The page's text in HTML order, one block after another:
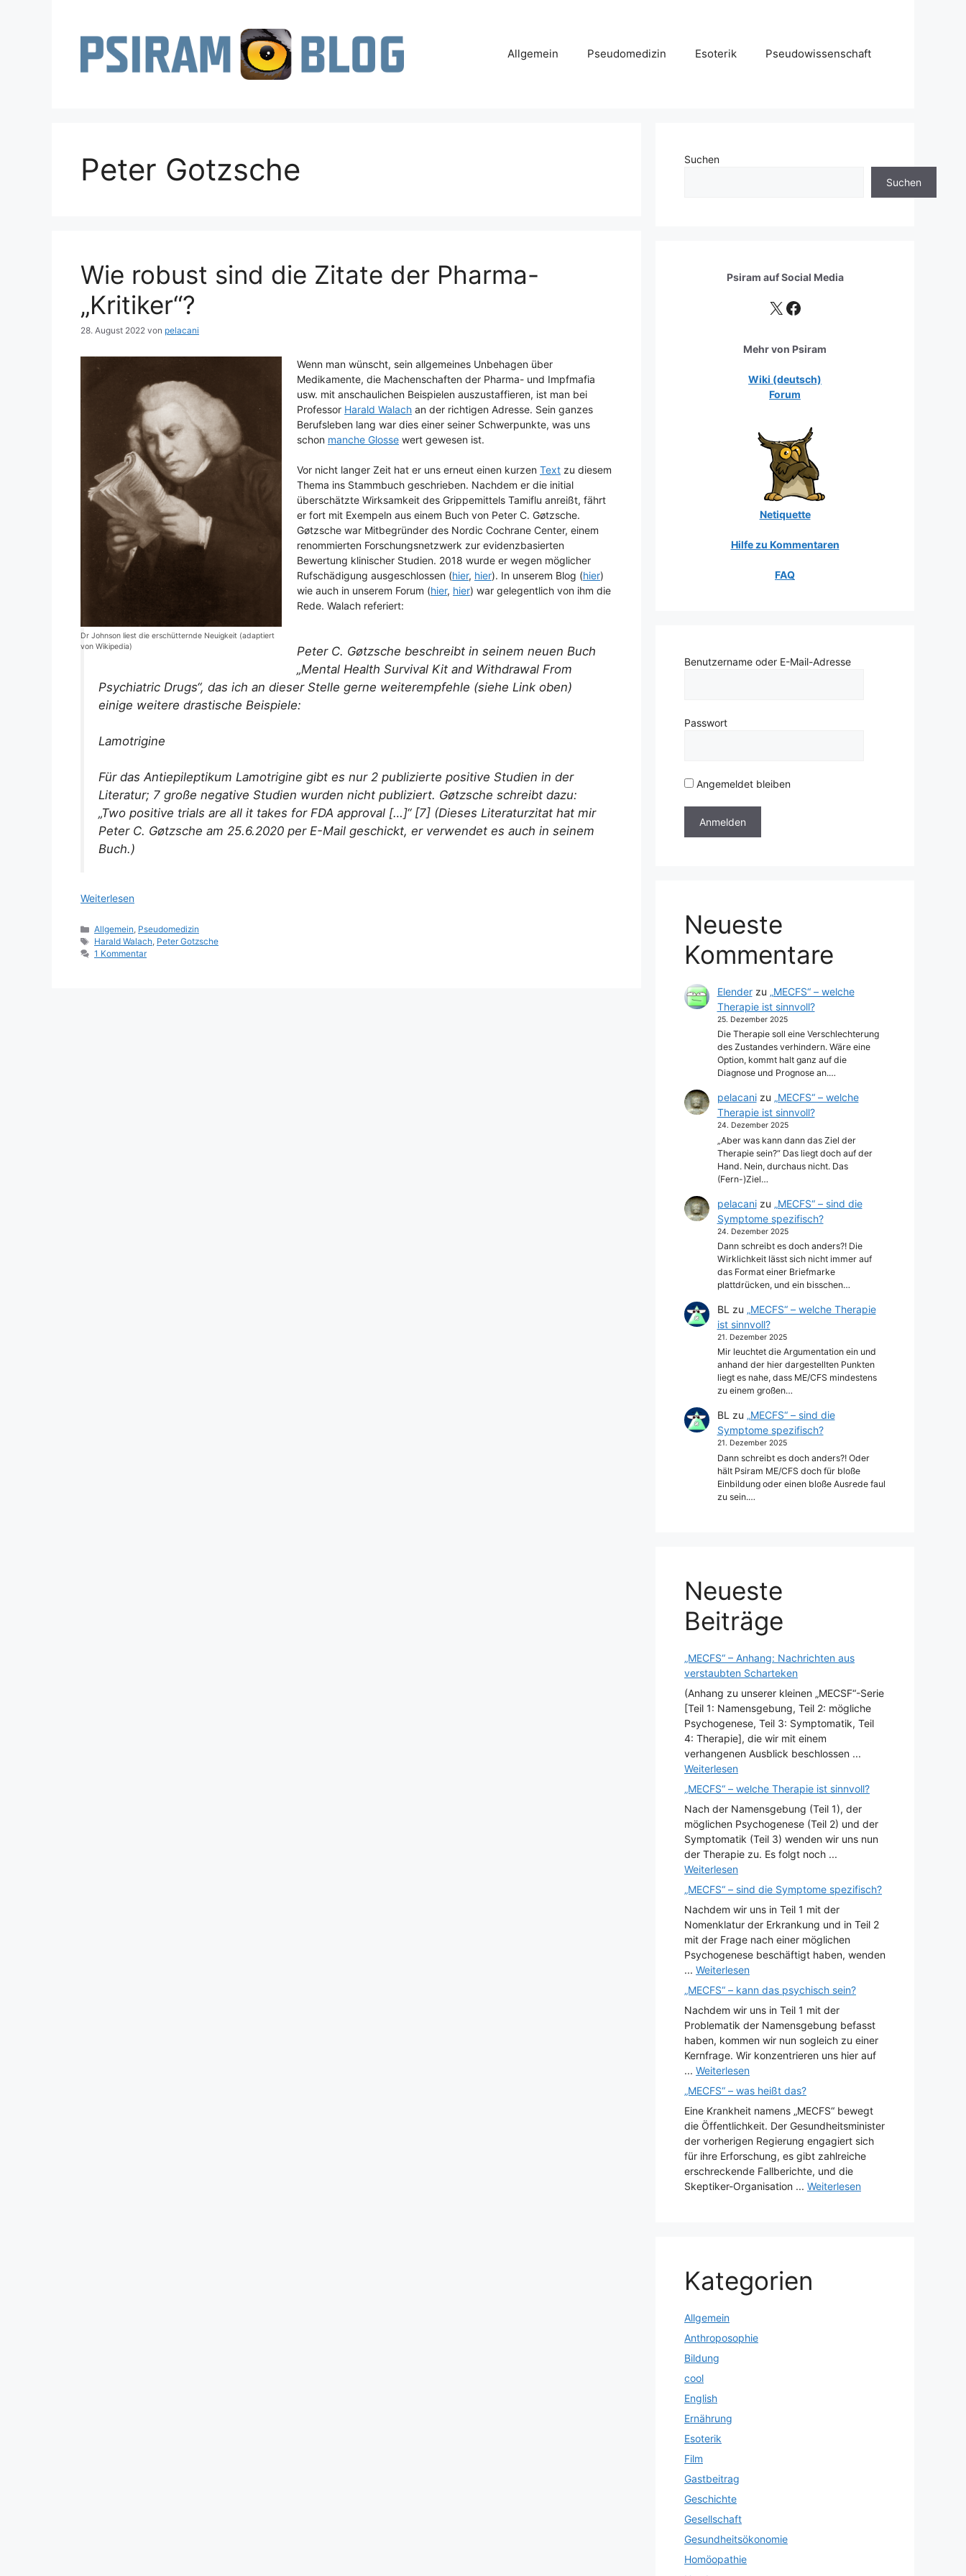
Allgemein Pseudomedizin Esoterik Pseudowissenschaft
Peter Gotzsche
Wie robust sind die Zitate der Pharma-
„Kritiker“?
28. August 2022 von pelacani
Dr Johnson liest die erschütternde Neuigkeit (adaptiert
von Wikipedia)
Wenn man wünscht, sein allgemeines Unbehagen über
Medikamente, die Machenschaften der Pharma- und Impfmafia
usw. mit anschaulichen Beispielen auszustaffieren, ist man bei
Professor Harald Walach an der richtigen Adresse. Sein ganzes
Berufsleben lang war dies einer seiner Schwerpunkte, was uns
schon manche Glosse wert gewesen ist.
Vor nicht langer Zeit hat er uns erneut einen kurzen Text zu diesem
Thema ins Stammbuch geschrieben. Nachdem er die initial
überschätzte Wirksamkeit des Grippemittels Tamiflu anreißt, fährt
er fort mit Exempeln aus einem Buch von Peter C. Gøtzsche.
Gøtzsche war Mitbegründer des Nordic Cochrane Center, einem
renommierten Forschungsnetzwerk zur evidenzbasierten
Bewertung klinischer Studien. 2018 wurde er wegen möglicher
Rufschädigung ausgeschlossen (hier, hier). In unserem Blog (hier)
wie auch in unserem Forum (hier, hier) war gelegentlich von ihm die
Rede. Walach referiert:
Peter C. Gøtzsche beschreibt in seinem neuen Buch
„Mental Health Survival Kit and Withdrawal From
Psychiatric Drugs“, das ich an dieser Stelle gerne weiterempfehle (siehe Link oben)
einige weitere drastische Beispiele:
Lamotrigine
Für das Antiepileptikum Lamotrigine gibt es nur 2 publizierte positive Studien in der
Literatur; 7 große negative Studien wurden nicht publiziert. Gøtzsche schreibt dazu:
„Two positive trials are all it takes for FDA approval […]“ [7] (Dieses Literaturzitat hat mir
Peter C. Gøtzsche am 25.6.2020 per E-Mail geschickt, er verwendet es auch in seinem
Buch.)
Weiterlesen
Kategorien
Allgemein, Pseudomedizin
Schlagwörter
Harald Walach, Peter Gotzsche
1 Kommentar
Suchen
Suchen
Psiram aufSocial Media
X Facebook
Mehr von Psiram
Wiki (deutsch)
Forum
Netiquette
Hilfe zu Kommentaren
FAQ
Benutzername oder E-Mail-Adresse
Passwort
Angemeldet bleiben
Neueste
Kommentare
Elenderzu „MECFS“ – welche
Therapie ist sinnvoll?
25. Dezember 2025
Die Therapie soll eine Verschlechterung
des Zustandes verhindern. Wäre eine
Option, kommt halt ganz auf die
Diagnose und Prognose an.…
pelacanizu „MECFS“ – welche
Therapie ist sinnvoll?
24. Dezember 2025
„Aber was kann dann das Ziel der
Therapie sein?“ Das liegt doch auf der
Hand. Nein, durchaus nicht. Das
(Fern-)Ziel…
pelacanizu „MECFS“ – sind die
Symptome spezifisch?
24. Dezember 2025
Dann schreibt es doch anders?! Die
Wirklichkeit lässt sich nicht immer auf
das Format einer Briefmarke
plattdrücken, und ein bisschen…
BL zu „MECFS“ – welche Therapie
ist sinnvoll?
21. Dezember 2025
Mir leuchtet die Argumentation ein und
anhand der hier dargestellten Punkten
liegt es nahe, dass ME/CFS mindestens
zu einem großen…
BL zu „MECFS“ – sind die
Symptome spezifisch?
21. Dezember 2025
Dann schreibt es doch anders?! Oder
hält Psiram ME/CFS doch für bloße
Einbildung oder einen bloße Ausrede faul
zu sein.…
Neueste
Beiträge
„MECFS“ – Anhang: Nachrichten aus
verstaubten Scharteken
(Anhang zu unserer kleinen „MECSF“-Serie
[Teil 1: Namensgebung, Teil 2: mögliche
Psychogenese, Teil 3: Symptomatik, Teil
4: Therapie], die wir mit einem
verhangenen Ausblick beschlossen ...
Weiterlesen
„MECFS“ – welche Therapie ist sinnvoll?
Nach der Namensgebung (Teil 1), der
möglichen Psychogenese (Teil 2) und der
Symptomatik (Teil 3) wenden wir uns nun
der Therapie zu. Es folgt noch ...
Weiterlesen
„MECFS“ – sind die Symptome spezifisch?
Nachdem wir uns in Teil 1 mit der
Nomenklatur der Erkrankung und in Teil 2
mit der Frage nach einer möglichen
Psychogenese beschäftigt haben, wenden
... Weiterlesen
„MECFS“ – kann das psychisch sein?
Nachdem wir uns in Teil 1 mit der
Problematik der Namensgebung befasst
haben, kommen wir nun sogleich zu einer
Kernfrage. Wir konzentrieren uns hier auf
... Weiterlesen
„MECFS“ – was heißt das?
Eine Krankheit namens „MECFS“ bewegt
die Öffentlichkeit. Der Gesundheitsminister
der vorherigen Regierung engagiert sich
für ihre Erforschung, es gibt zahlreiche
erschreckende Fallberichte, und die
Skeptiker-Organisation ... Weiterlesen
Kategorien
Allgemein
Anthroposophie
Bildung
cool
English
Ernährung
Esoterik
Film
Gastbeitrag
Geschichte
Gesellschaft
Gesundheitsökonomie
Homöopathie